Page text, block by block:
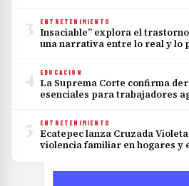
3 ENTRETENIMIENTO
Insaciable” explora el
una narrativa entre lo real y lo
4 EDUCACIÓN
La Suprema Corte confirma
esenciales para trabajadores
5 ENTRETENIMIENTO
Ecatepec lanza Cruzada
violencia familiar en hogares y